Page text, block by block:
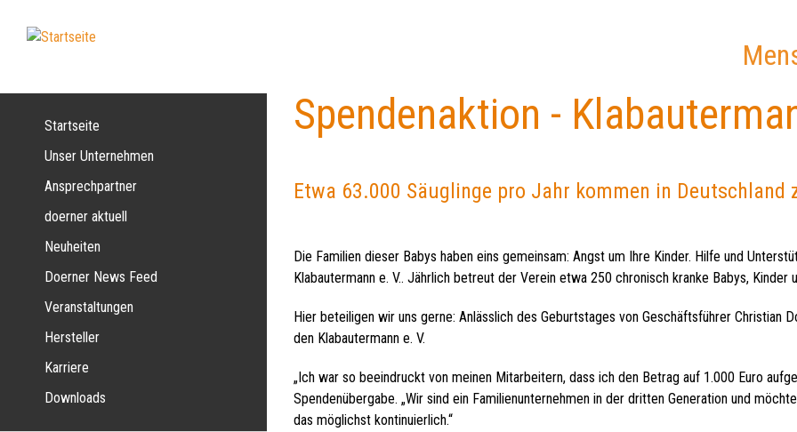
Startseite
Unser Unternehmen
Ansprechpartner
doerner aktuell
Neuheiten
Doerner News Feed
Veranstaltungen
Hersteller
Karriere
Downloads
Spendenaktion -
Etwa 63.000 Säuglinge pro Jahr kommen in Deutschland
Die Familien dieser Babys haben eins gemeinsam: Angst um Ihre Kinder. Hilfe und
Klabautermann e. V.. Jährlich betreut der Verein etwa 250 chronisch kranke Babys, Kinder
Hier beteiligen wir uns gerne: Anlässlich des Geburtstages von Geschäftsführer Christian
den Klabautermann e. V.
„Ich war so beeindruckt von meinen Mitarbeitern, dass ich den Betrag auf 1.000 Euro
Spendenübergabe. „Wir sind ein Familienunternehmen in der dritten Generation und
das möglichst kontinuierlich.“